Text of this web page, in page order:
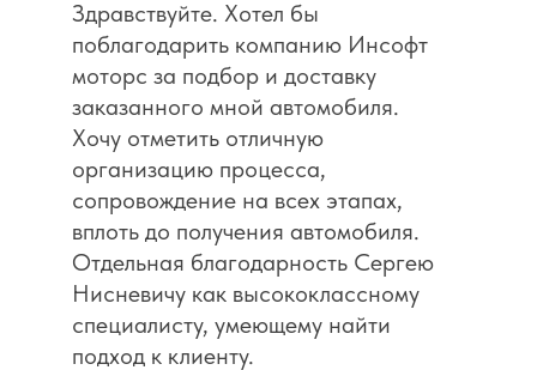
Здравствуйте. Хотел бы
поблагодарить компанию Инсофт
моторс за подбор и доставку
заказанного мной автомобиля.
Хочу отметить отличную
организацию процесса,
сопровождение на всех этапах,
вплоть до получения автомобиля.
Отдельная благодарность Сергею
Нисневичу как высококлассному
специалисту, умеющему найти
подход к клиенту.